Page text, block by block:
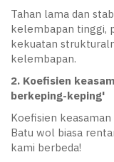
Tahan lama dan
kelembapan tinggi,
kekuatan
kelembapan.
2. Koefisien
berkeping-keping'
Koefisien
Batu wol biasa
kami berbeda!